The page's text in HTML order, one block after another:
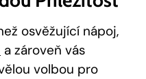
osvěžující nápoj,
a zároveň ‍vás
volbou pro